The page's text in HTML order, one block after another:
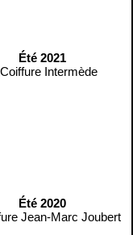
Été 2021
Été 2020